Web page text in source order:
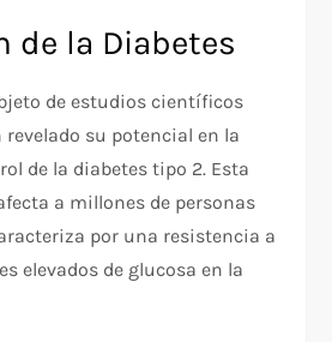
de la Diabetes
de estudios científicos
su potencial en la
de la diabetes tipo 2. Esta
a millones de personas
por una resistencia a
elevados de glucosa en la